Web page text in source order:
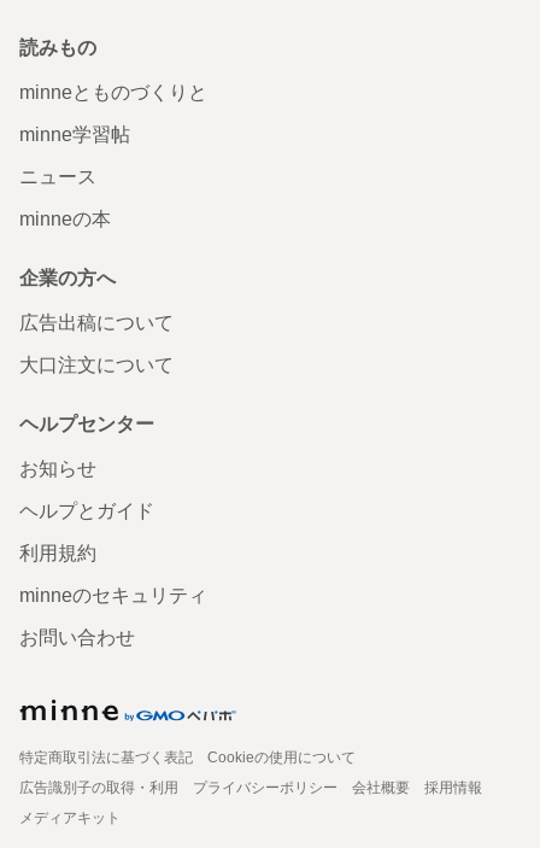
読みもの
minneとものづくりと
minne学習帖
ニュース
minneの本
企業の方へ
広告出稿について
大口注文について
ヘルプセンター
お知らせ
ヘルプとガイド
利用規約
minneのセキュリティ
お問い合わせ
特定商取引法に基づく表記
Cookieの使用について
広告識別子の取得・利用
プライバシーポリシー 会社概要
採用情報
メディアキット